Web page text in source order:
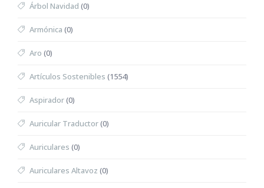
Árbol Navidad (0)
Armónica (0)
Aro (0)
Artículos Sostenibles (1554)
Aspirador(0)
Auricular Traductor(0)
Auriculares (0)
Auriculares Altavoz (0)